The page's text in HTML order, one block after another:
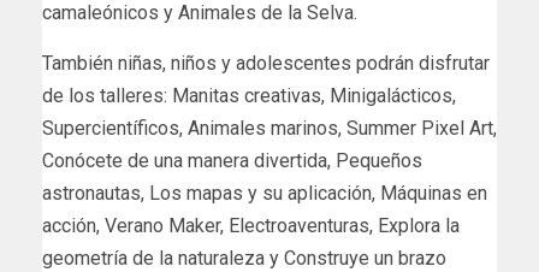
camaleónicos y Animales de la Selva.
También niñas, niños y adolescentes podrán disfrutar
de los talleres: Manitas creativas, Minigalácticos,
Supercientíficos, Animales marinos, Summer Pixel Art,
Conócete de una manera divertida, Pequeños
astronautas, Los mapas y su aplicación, Máquinas en
acción, Verano Maker, Electroaventuras, Explora la
geometría de la naturaleza y Construye un brazo